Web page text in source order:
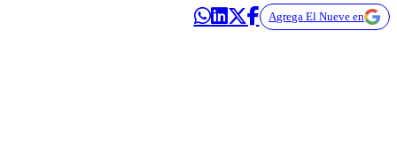
Agrega El Nueve en